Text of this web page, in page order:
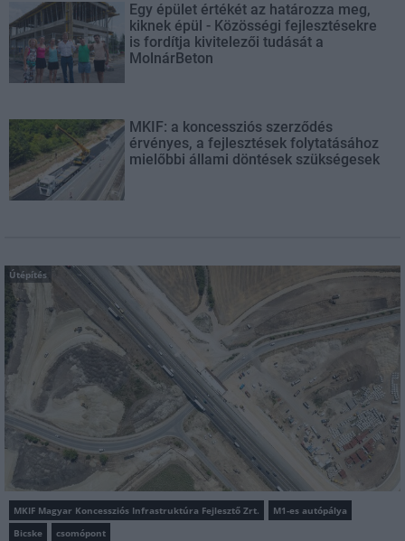
Egy épület értékét az határozza meg,
kiknek épül - Közösségi fejlesztésekre
is fordítja kivitelezői tudását a
MolnárBeton
MKIF: a koncessziós szerződés
érvényes, a fejlesztések folytatásához
mielőbbi állami döntések szükségesek
Útépítés
MKIF Magyar Koncessziós Infrastruktúra Fejlesztő Zrt.
M1-es autópálya
Bicske
csomópont